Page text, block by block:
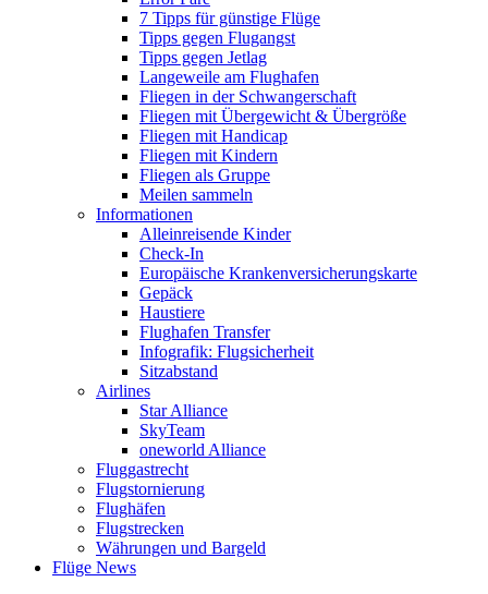
7 Tipps für günstige Flüge
Tipps gegen Flugangst
Tipps gegen Jetlag
Langeweile am Flughafen
Fliegen in der Schwangerschaft
Fliegen mit Übergewicht & Übergröße
Fliegen mit Handicap
Fliegen mit Kindern
Fliegen als Gruppe
Meilen sammeln
Informationen
Alleinreisende Kinder
Check-In
Europäische Krankenversicherungskarte
Gepäck
Haustiere
Flughafen Transfer
Infografik: Flugsicherheit
Sitzabstand
Airlines
Star Alliance
SkyTeam
oneworld Alliance
Fluggastrecht
Flugstornierung
Flughäfen
Flugstrecken
Währungen und Bargeld
Flüge News